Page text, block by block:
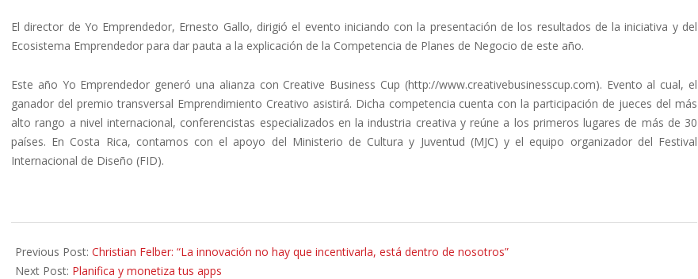
El director de Yo Emprendedor, Ernesto Gallo, dirigió el evento iniciando con la presentación de los resultados de la iniciativa y del
Ecosistema Emprendedor para dar pauta a la explicación de la Competencia de Planes de Negocio de este año.
Este año Yo Emprendedor generó una alianza con Creative Business Cup (http://www.creativebusinesscup.com). Evento al cual, el
ganador del premio transversal Emprendimiento Creativo asistirá. Dicha competencia cuenta con la participación de jueces del más
alto rango a nivel internacional, conferencistas especializados en la industria creativa y reúne a los primeros lugares de más de 30
países. En Costa Rica, contamos con el apoyo del Ministerio de Cultura y Juventud (MJC) y el equipo organizador del Festival
Internacional de Diseño (FID).
07-
02
Previous Post: Christian Felber: “La innovación no hay que incentivarla, está dentro de nosotros”
Next Post: Planifica y monetiza tus apps